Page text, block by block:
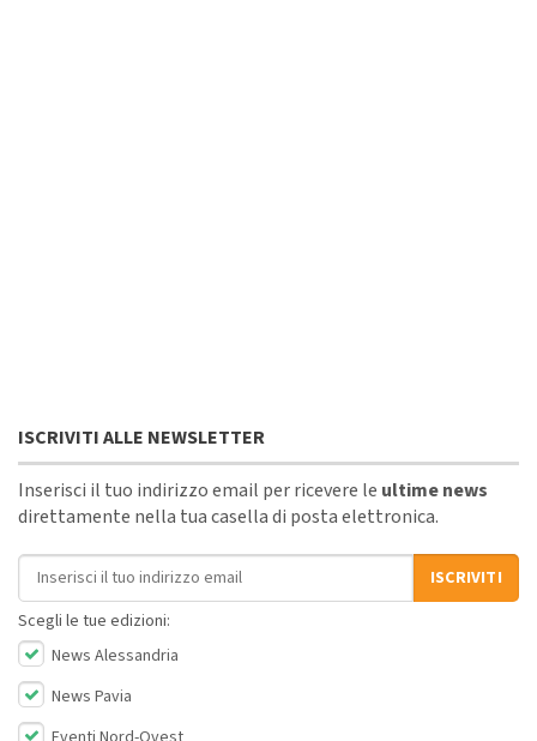
ISCRIVITI ALLE NEWSLETTER
Inserisci il tuo indirizzo email per ricevere le ultime news
direttamente nella tua casella di posta elettronica.
Indirizzo email
ISCRIVITI
Scegli le tue edizioni:
News Alessandria
News Pavia